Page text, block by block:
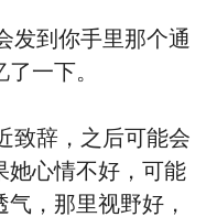
到你手里那个通
一下。
辞，之后可能会
她心情不好，可能
，那里视野好，